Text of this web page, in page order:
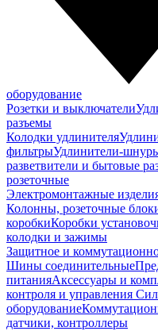
оборудование
Розетки и выключатели
разъемы
Колодки удлинителя
фильтрыУдлинители-
разветвители и бытовые
розеточные
Электромонтажные
Колонны, розеточные
коробкиКоробки
колодки и зажимы
Защитное и
Шины соединительные
питанияАксессуары и
контроля и управления
оборудование
датчики, контроллеры